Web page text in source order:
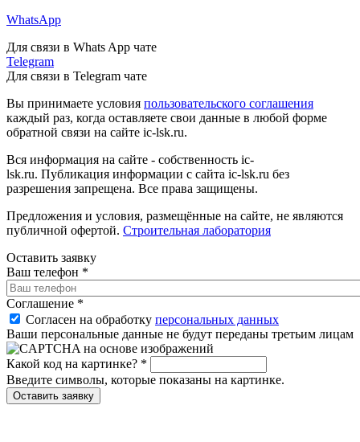
WhatsApp
Для связи в Whats App чате
Telegram
Для связи в Telegram чате
Вы принимаете условия пользовательского соглашения
каждый раз, когда оставляете свои данные в любой форме
обратной связи на сайте ic-lsk.ru.
Вся информация на сайте - собственность ic-
lsk.ru. Публикация информации с сайта ic-lsk.ru без
разрешения запрещена. Все права защищены.
Предложения и условия, размещённые на сайте, не являются
публичной офертой. Строительная лаборатория
Оставить заявку
Ваш телефон *
Соглашение *
Согласен на обработку персональных данных
Ваши персональные данные не будут переданы третьим лицам
Какой код на картинке? *
Введите символы, которые показаны на картинке.